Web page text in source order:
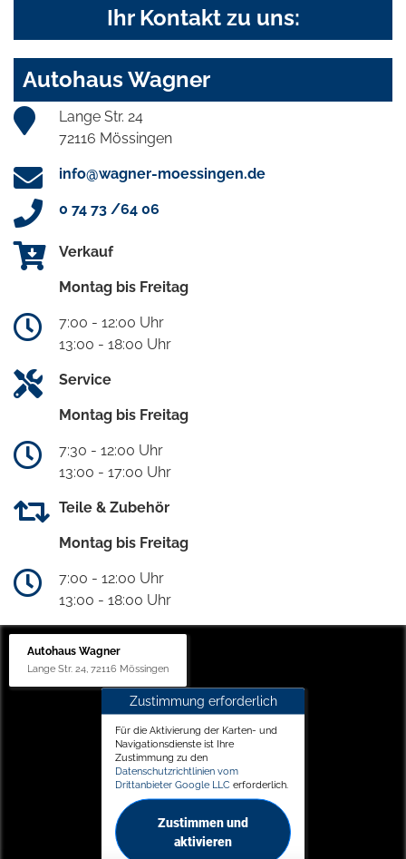
Ihr Kontakt zu uns:
Autohaus Wagner
Lange Str. 24
72116 Mössingen
info@wagner-moessingen.de
0 74 73 /64 06
Verkauf
Montag bis Freitag
7:00 - 12:00 Uhr
13:00 - 18:00 Uhr
Service
Montag bis Freitag
7:30 - 12:00 Uhr
13:00 - 17:00 Uhr
Teile & Zubehör
Montag bis Freitag
7:00 - 12:00 Uhr
13:00 - 18:00 Uhr
Autohaus Wagner
Lange Str. 24, 72116 Mössingen
Zustimmung erforderlich
Für die Aktivierung der Karten- und
Navigationsdienste ist Ihre
Zustimmung zu den
Datenschutzrichtlinien vom
Drittanbieter Google LLC erforderlich.
Zustimmen und
aktivieren